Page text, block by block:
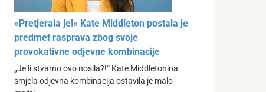
«Pretjerala je!» Kate Middleton postala je
predmet rasprava zbog svoje
provokativne odjevne kombinacije
„Je li stvarno ovo nosila?!“ Kate Middletonina
smjela odjevna kombinacija ostavila je malo